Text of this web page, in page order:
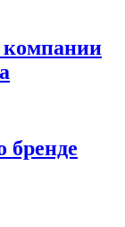
компании
бренде